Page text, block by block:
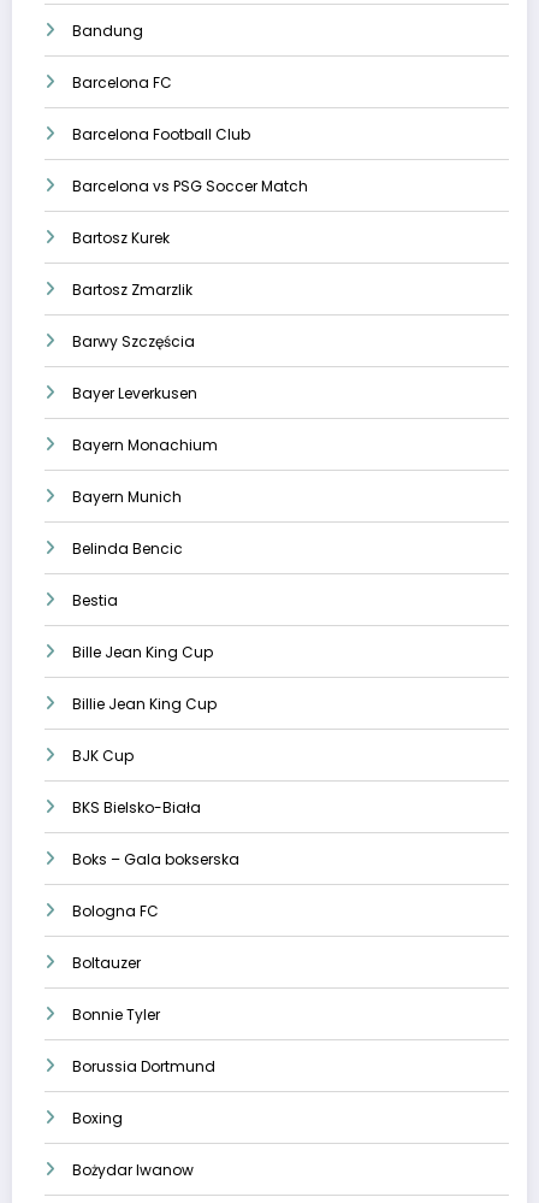
Bandung
Barcelona FC
Barcelona Football Club
Barcelona vs PSG Soccer Match
Bartosz Kurek
Bartosz Zmarzlik
Barwy Szczęścia
Bayer Leverkusen
Bayern Monachium
Bayern Munich
Belinda Bencic
Bestia
Bille Jean King Cup
Billie Jean King Cup
BJK Cup
BKS Bielsko-Biała
Boks – Gala bokserska
Bologna FC
Boltauzer
Bonnie Tyler
Borussia Dortmund
Boxing
Bożydar Iwanow